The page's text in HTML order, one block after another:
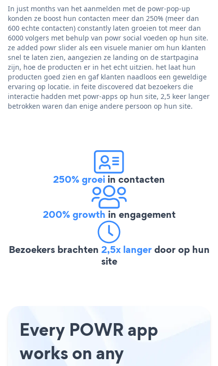
In just months van het aanmelden met de powr-pop-up
konden ze boost hun contacten meer dan 250% (meer dan
600 echte contacten) constantly laten groeien tot meer dan
6000 volgers met behulp van powr social voeden op hun site.
ze added powr slider als een visuele manier om hun klanten
snel te laten zien, aangezien ze landing on de startpagina
zijn, hoe de producten er in het echt uitzien. het laat hun
producten goed zien en gaf klanten naadloos een geweldige
ervaring op locatie. in feite discovered dat bezoekers die
interactie hadden met powr-apps op hun site, 2,5 keer langer
betrokken waren dan enige andere persoon op hun site.
250% groei in contacten
200% growth in engagement
Bezoekers brachten 2,5x langerdoor op hun
site
Every POWR app
works on any